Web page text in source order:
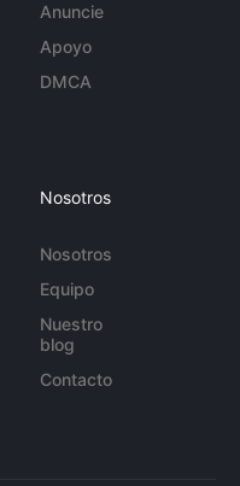
Anuncie
Apoyo
DMCA
Nosotros
Nosotros
Equipo
Nuestro
blog
Contacto